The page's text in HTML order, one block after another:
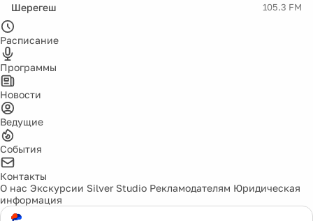
Шерегеш 105.3 FM
Расписание
Программы
Новости
Ведущие
События
Контакты
О нас Экскурсии Silver Studio Рекламодателям Юридическая
информация